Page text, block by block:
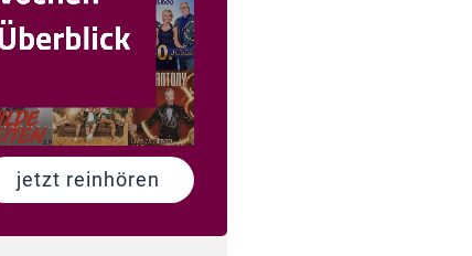
jetzt reinhören